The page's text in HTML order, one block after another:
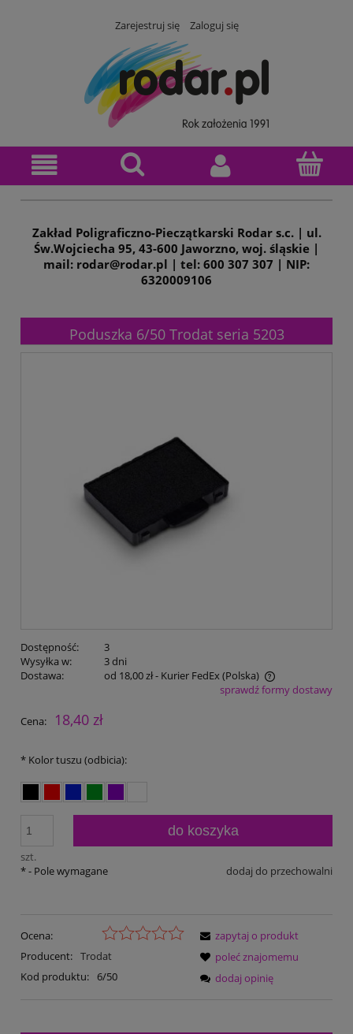
Zarejestruj się Zaloguj się
Zakład Poligraficzno-Pieczątkarski Rodar s.c. | ul.
Św.Wojciecha 95, 43-600 Jaworzno, woj. śląskie |
mail: rodar@rodar.pl | tel: 600 307 307 | NIP:
6320009106
Poduszka 6/50 Trodat seria 5203
Dostępność:
3
Wysyłka w:
3 dni
Dostawa:
od 18,00 zł- Kurier FedEx(Polska)
Cena nie zawiera ewentualnych kosztów płatnościsprawdź formy dostawy
Cena: 18,40 zł
* Kolor tuszu (odbicia):
szt.
do koszyka
dodaj do przechowalni
*- Pole wymagane
Ocena:
Producent: Trodat
Kod produktu: 6/50
zapytaj o produkt
poleć znajomemu
dodaj opinię